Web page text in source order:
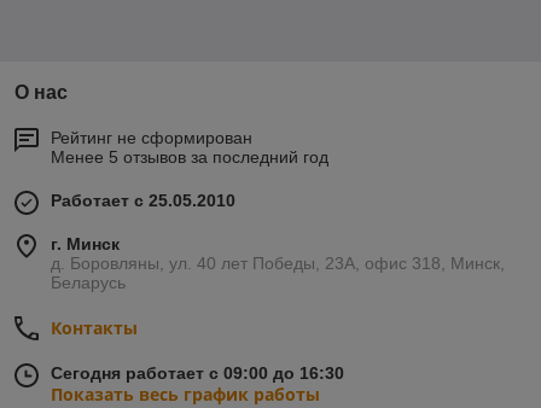
О нас
Рейтинг не сформирован
Менее 5 отзывов за последний год
Работает с 25.05.2010
г. Минск
д. Боровляны, ул. 40 лет Победы, 23А, офис 318, Минск,
Беларусь
Контакты
Сегодня работает с 09:00 до 16:30
Показать весь график работы